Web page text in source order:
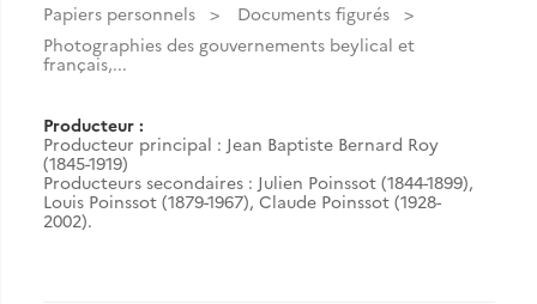
Papiers personnels
Documents figurés
Photographies des gouvernements beylical et
français,...
Producteur :
Producteur principal : Jean Baptiste Bernard Roy
(1845-1919)
Producteurs secondaires : Julien Poinssot (1844-1899),
Louis Poinssot (1879-1967), Claude Poinssot (1928-
2002).